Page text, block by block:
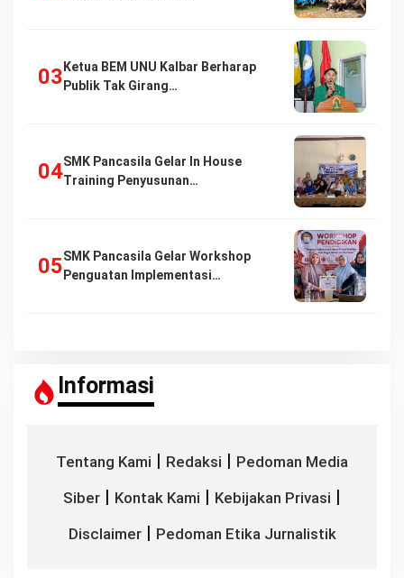
Ketua BEM UNU Kalbar Berharap
Publik Tak Girang…
SMK Pancasila Gelar In House
Training Penyusunan…
SMK Pancasila Gelar Workshop
Penguatan Implementasi…
Informasi
Tentang Kami | Redaksi | Pedoman Media
Siber | Kontak Kami | Kebijakan Privasi |
Disclaimer| Pedoman Etika Jurnalistik